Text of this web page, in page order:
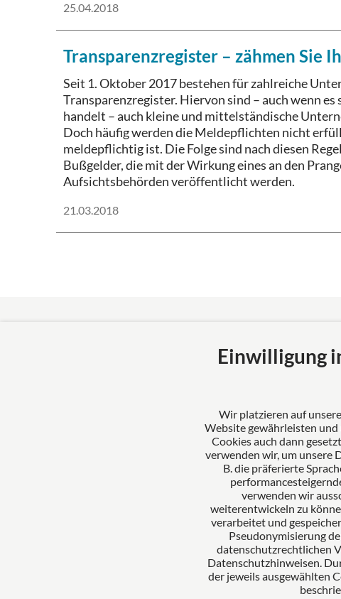
25.04.2018
Transparenzregister – zähmen Sie
Seit 1. Oktober 2017 bestehen für zahlreiche
Transparenzregister. Hiervon sind – auch wenn
handelt – auch kleine und mittelständische
Doch häufig werden die Meldepflichten nicht
meldepflichtig ist. Die Folge sind nach diesen
Bußgelder, die mit der Wirkung eines an den
Aufsichtsbehörden veröffentlicht werden.
21.03.2018
Über uns
Mertl Pösl
verkörpert
und
verlässlicher
umfassende
erstklassige
Mandanten.
Einwilligung
Wir platzieren auf
Website gewährleisten und
Cookies auch dann
verwenden wir, um unsere
B. die präferierte
verwenden wir
weiterentwickeln zu
verarbeitet und
Pseudonymisierung
datenschutzrechtlichen
Datenschutzhinweisen.
der jeweils ausgewählten